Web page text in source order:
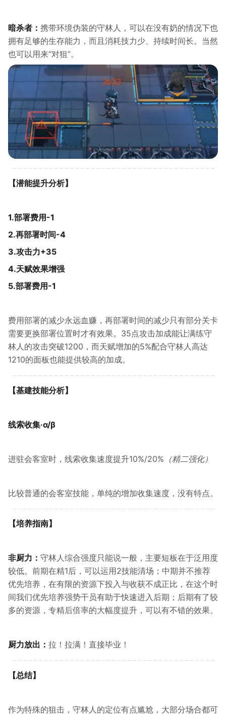
暗杀者： 携带环境伪装的守林人，可以在没有奶的情况下也
拥有足够的生存能力，而且消耗技力少、持续时间长。当然
也可以用来“对狙”。
【潜能提升分析】
1.部署费用-1
2.再部署时间-4
3.攻击力+35
4.天赋效果增强
5.部署费用-1
费用部署的减少永远血赚，再部署时间的减少只有部分关卡
需要更换部署位置时才有效果。35点攻击加成能让满练守
林人的攻击突破1200，而天赋增加的5%配合守林人高达
1210的面板也能提供较高的加成。
【基建技能分析】
线索收集·α/β
进驻会客室时，线索收集速度提升10%/20% （精二强化）
比较普通的会客室技能，单纯的增加收集速度，没有特点。
【培养指南】
非厨力： 守林人综合强度只能说一般，主要短板在于泛用度
较低。前期在精1后，可以运用2技能清场；中期并不推荐
优先培养，在有限的资源下投入与收获不成正比，在这个时
间我们优先培养强势干员有助于快速进入后期；后期有了较
多的资源，专精后倍率的大幅度提升，可以有不错的效果。
厨力放出： 拉！拉满！直接毕业！
【总结】
作为特殊的狙击，守林人的定位有点尴尬，大部分场合都可